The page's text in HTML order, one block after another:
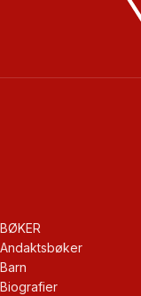
BØKER
Andaktsbøker
Barn
Biografier